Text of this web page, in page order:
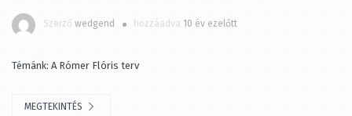
Szerző wedgend hozzáadva 10 év ezelőtt
Témánk: A Rómer Flóris terv
MEGTEKINTÉS